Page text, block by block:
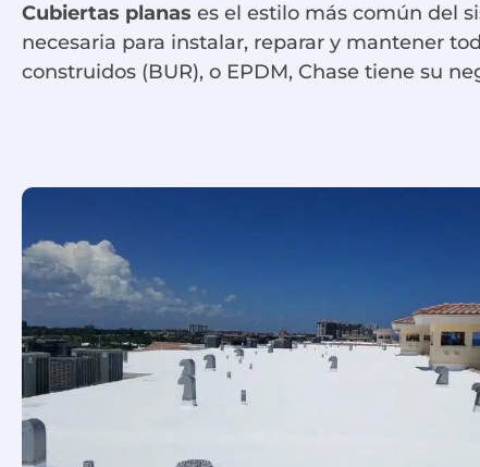
Cubiertas planas es el estilo más común del
necesaria para instalar, reparar y mantener
construidos (BUR), o EPDM, Chase tiene su